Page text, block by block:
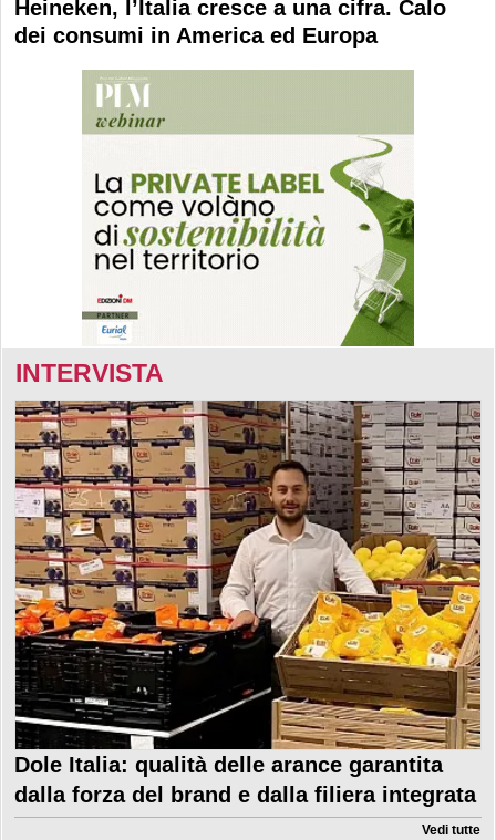
Heineken, l’Italia cresce a una cifra. Calo
dei consumi in America ed Europa
INTERVISTA
Dole Italia: qualità delle arance garantita
dalla forza del brand e dalla filiera integrata
Vedi tutte